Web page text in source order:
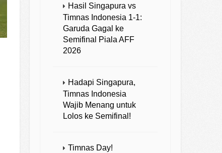
Hasil Singapura vs
Timnas Indonesia 1-1:
Garuda Gagal ke
Semifinal Piala AFF
2026
Hadapi Singapura,
Timnas Indonesia
Wajib Menang untuk
Lolos ke Semifinal!
Timnas Day!